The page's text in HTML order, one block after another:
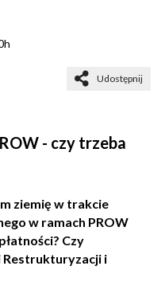
Udostępnij
- czy trzeba
ziemię w trakcie
w ramach PROW
Czy
Restrukturyzacji i